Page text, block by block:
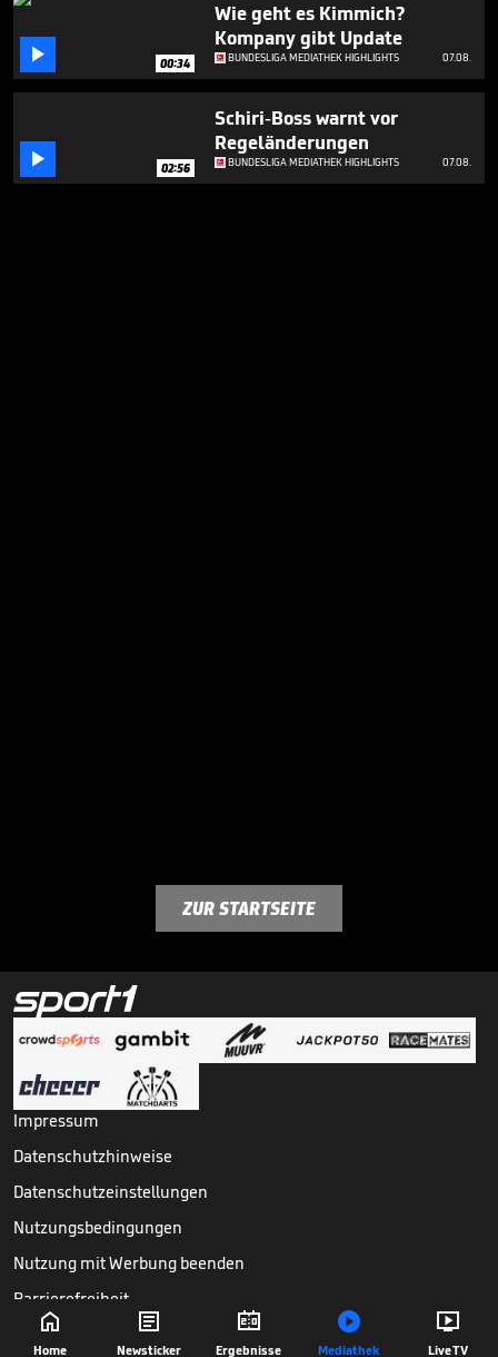
 00:34
Wie geht es Kimmich?
Kompany gibt Update
BUNDESLIGA MEDIATHEK HIGHLIGHTS 07.08.
 02:56
Schiri-Boss warnt vor
Regeländerungen
BUNDESLIGA MEDIATHEK HIGHLIGHTS 07.08.

Home

Newsticker

Ergebnisse

Mediathek

Live TV
ZUR STARTSEITE
Impressum
Datenschutzhinweise
Datenschutzeinstellungen
Nutzungsbedingungen
Nutzung mit Werbung beenden
Barrierefreiheit
Copyright © Sport1 GmbH. Alle Rechte vorbehalten.